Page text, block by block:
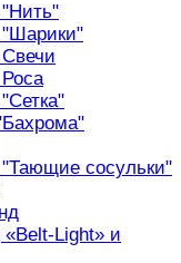
"Шарики"
сосульки"
«Belt-Light» и